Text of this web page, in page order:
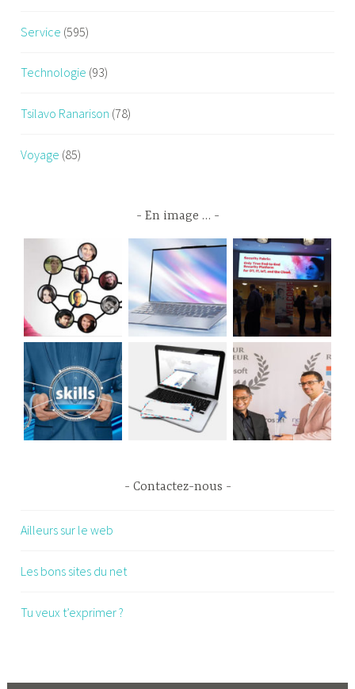
Service (595)
Technologie (93)
Tsilavo Ranarison (78)
Voyage (85)
En image …
Contactez-nous
Ailleurs sur le web
Les bons sites du net
Tu veux t’exprimer ?